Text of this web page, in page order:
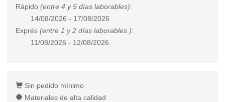
Rápido (entre 4 y 5 días laborables):
14/08/2026 - 17/08/2026
Exprés (entre 1 y 2 días laborables ):
11/08/2026 - 12/08/2026
Sin pedido mínimo
Materiales de alta calidad